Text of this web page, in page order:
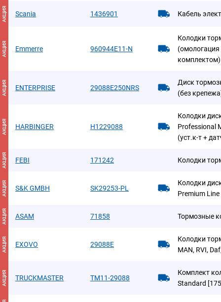
АКЦИЯ Scania 1436901 Кабель
АКЦИЯ Emmerre 960944E11-N
Колодки
АКЦИЯ ENTERPRISE 29088E250NRS
Диск
(без
АКЦИЯ HARBINGER H1229088
Колодки
Professional
(уст.к-т +
АКЦИЯ FEBI 171242 Колодки
АКЦИЯ S&K GMBH SK29253-PL
Колодки
Premium Line
АКЦИЯ ASAM 71858 Тормозные
АКЦИЯ EXOVO 29088E
Колодки
MAN, RVI,
АКЦИЯ TRUCKMASTER TM11-29088
Комплект
Standard